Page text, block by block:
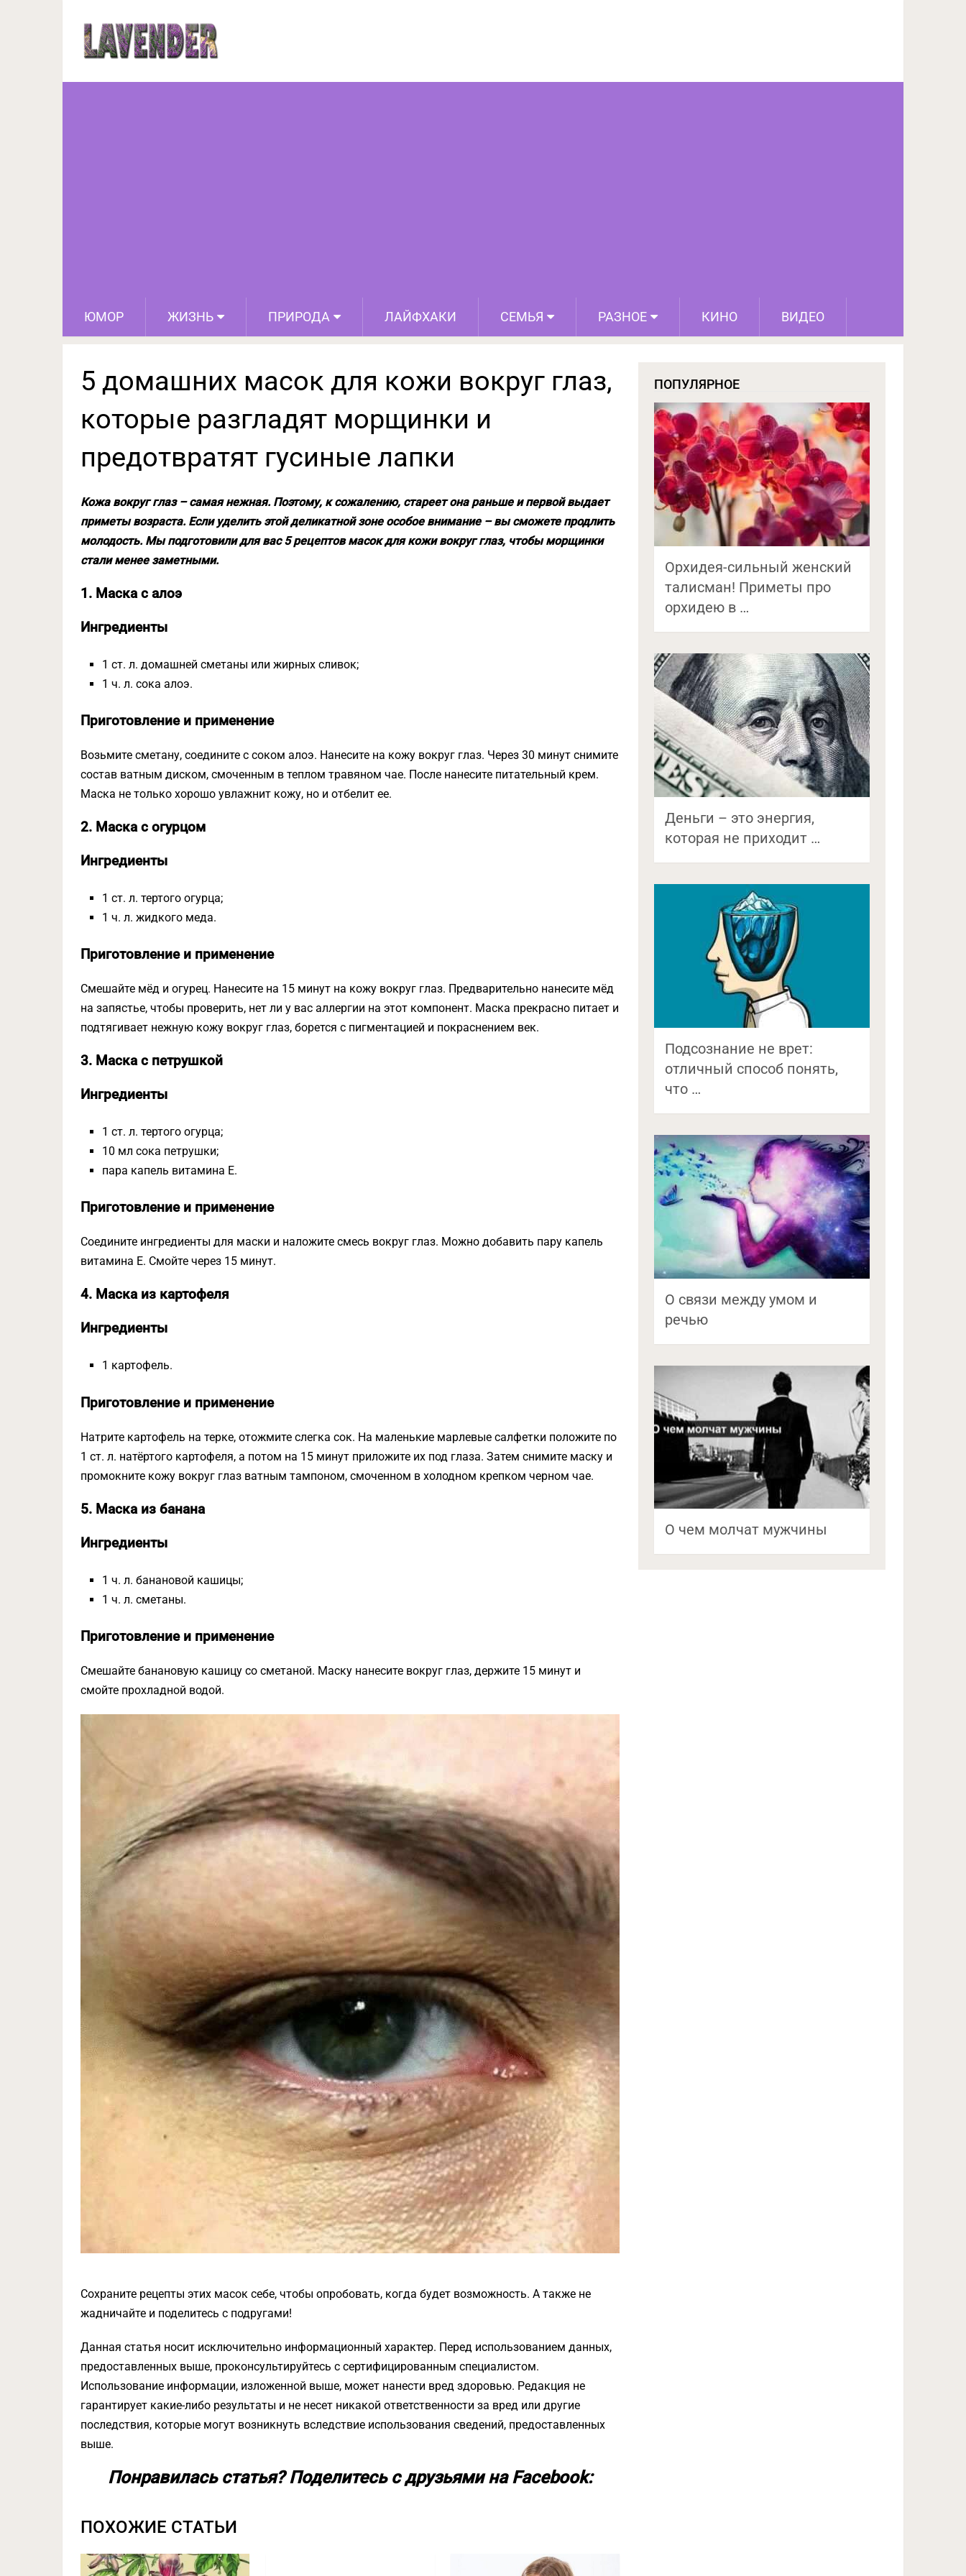
ЮМОР ЖИЗНЬ ПРИРОДА ЛАЙФХАКИ СЕМЬЯ РАЗНОЕ КИНО ВИДЕО
5 домашних масок для кожи вокруг глаз, которые разгладят
5 домашних масок для кожи вокруг глаз,
которые разгладят морщинки и
предотвратят гусиные лапки
Кожа вокруг глаз – самая нежная. Поэтому, к сожалению, стареет она раньше и первой выдает
приметы возраста. Если уделить этой деликатной зоне особое внимание – вы сможете продлить
молодость. Мы подготовили для вас 5 рецептов масок для кожи вокруг глаз, чтобы морщинки
стали менее заметными.
1. Маска с алоэ
Ингредиенты
1 ст. л. домашней сметаны или жирных сливок;
1 ч. л. сока алоэ.
Приготовление и применение
Возьмите сметану, соедините с соком алоэ. Нанесите на кожу вокруг глаз. Через 30 минут снимите
состав ватным диском, смоченным в теплом травяном чае. После нанесите питательный крем.
Маска не только хорошо увлажнит кожу, но и отбелит ее.
2. Маска с огурцом
Ингредиенты
1 ст. л. тертого огурца;
1 ч. л. жидкого меда.
Приготовление и применение
Смешайте мёд и огурец. Нанесите на 15 минут на кожу вокруг глаз. Предварительно нанесите мёд
на запястье, чтобы проверить, нет ли у вас аллергии на этот компонент. Маска прекрасно питает и
подтягивает нежную кожу вокруг глаз, борется с пигментацией и покраснением век.
3. Маска с петрушкой
Ингредиенты
1 ст. л. тертого огурца;
10 мл сока петрушки;
пара капель витамина Е.
Приготовление и применение
Соедините ингредиенты для маски и наложите смесь вокруг глаз. Можно добавить пару капель
витамина Е. Смойте через 15 минут.
4. Маска из картофеля
Ингредиенты
1 картофель.
Приготовление и применение
Натрите картофель на терке, отожмите слегка сок. На маленькие марлевые салфетки положите по
1 ст. л. натёртого картофеля, а потом на 15 минут приложите их под глаза. Затем снимите маску и
промокните кожу вокруг глаз ватным тампоном, смоченном в холодном крепком черном чае.
5. Маска из банана
Ингредиенты
1 ч. л. банановой кашицы;
1 ч. л. сметаны.
Приготовление и применение
Смешайте банановую кашицу со сметаной. Маску нанесите вокруг глаз, держите 15 минут и
смойте прохладной водой.
Сохраните рецепты этих масок себе, чтобы опробовать, когда будет возможность. А также не
жадничайте и поделитесь с подругами!
Данная статья носит исключительно информационный характер. Перед использованием данных,
предоставленных выше, проконсультируйтесь с сертифицированным специалистом.
Использование информации, изложенной выше, может нанести вред здоровью. Редакция не
гарантирует какие-либо результаты и не несет никакой ответственности за вред или другие
последствия, которые могут возникнуть вследствие использования сведений, предоставленных
выше.
Понравилась статья? Поделитесь с друзьями на Facebook:
ПОХОЖИЕ СТАТЬИ
ПОПУЛЯРНОЕ
Орхидея-сильный женский
талисман! Приметы про
орхидею в …
Деньги – это энергия,
которая не приходит …
Подсознание не врет:
отличный способ понять,
что …
О связи между умом и
речью
О чем молчат мужчины